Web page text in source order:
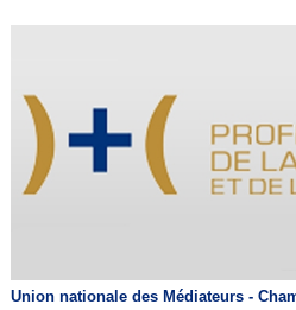
Union nationale des Médiateurs -